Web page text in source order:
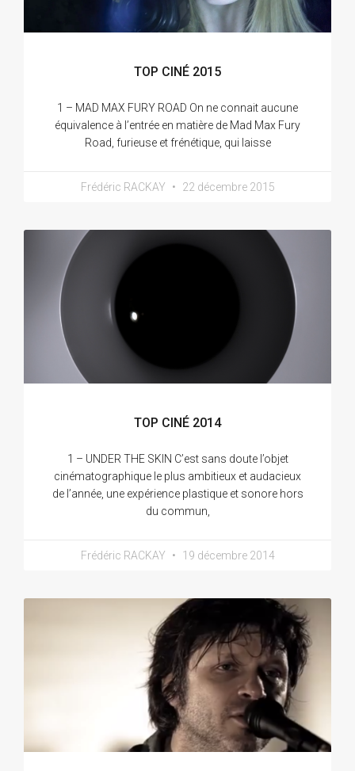
TOP CINÉ 2015
1 – MAD MAX FURY ROAD On ne connait aucune
équivalence à l’entrée en matière de Mad Max Fury
Road, furieuse et frénétique, qui laisse
Frédéric RACKAY 22 décembre 2015
TOP CINÉ 2014
1 – UNDER THE SKIN C’est sans doute l’objet
cinématographique le plus ambitieux et audacieux
de l’année, une expérience plastique et sonore hors
du commun,
Frédéric RACKAY 19 décembre 2014